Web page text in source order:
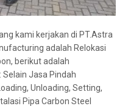
kami kerjakan di PT.Astra
adalah Relokasi
berikut adalah
Jasa Pindah
Unloading, Setting,
Pipa Carbon Steel